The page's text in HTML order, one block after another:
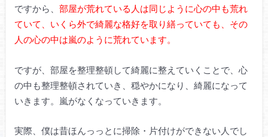
ですから、 部屋が荒れている人は同じように心の中も荒れ
ていて、いくら外で綺麗な格好を取り繕っていても、その
人の心の中は嵐のように荒れています。
ですが、部屋を整理整頓して綺麗に整えていくことで、心
の中も整理整頓されていき、穏やかになり、綺麗になって
いきます。嵐がなくなっていきます。
実際、僕は昔ほんっっとに掃除・片付けができない人でし